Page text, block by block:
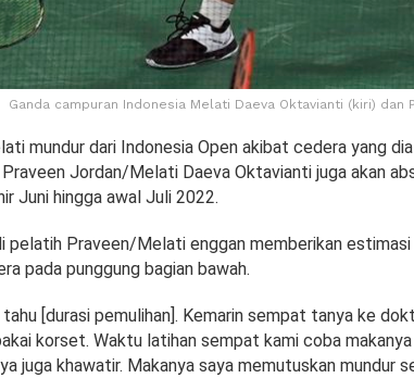
Ganda campuran Indonesia Melati Daeva Oktavianti (kiri) dan
mundur dari Indonesia Open akibat cedera yang
Jordan/Melati Daeva Oktavianti juga akan
Juni hingga awal Juli 2022.
pelatih Praveen/Melati enggan memberikan estimasi
pada punggung bagian bawah.
tahu [durasi pemulihan]. Kemarin sempat tanya ke
korset. Waktu latihan sempat kami coba
juga khawatir. Makanya saya memutuskan mundur